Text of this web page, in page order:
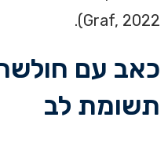
Graf, 2022).
כאב עם
תשומת לב